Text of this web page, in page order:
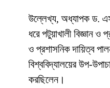
উল্লেখ্য, অধ্যাপক ড. এস
ধরে পটুয়াখালী বিজ্ঞান ও
ও প্রশাসনিক দায়িত্ব
বিশ্ববিদ্যালয়ের উপ-
করছিলেন।